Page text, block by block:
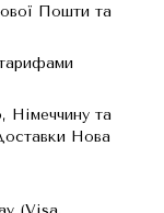
Пошти та
Німеччину та
Нова